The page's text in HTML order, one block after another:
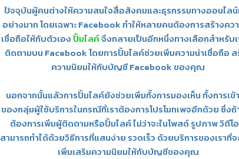
ปัจจุบันผู้คนต่างให้ความสนใจสื่อสังคมและธุรกรรมทางออนไลน์
อย่างมาก โดยเฉพาะ Facebook ทำให้หลายคนต้องการสร้างคว
เชื่อถือให้กับตัวเอง ปั้มไลค์จึงกลายเป็นอีกหนึ่งทางเลือกสำหรับ
ติดตามบน Facebook โดยการปั้มไลค์ช่วยเพิ่มความน่าเชื่อถือ ส
ความนิยมให้กับบัญชี Facebook ของคุณ
นอกจากนั้นแล้วการปั้มไลค์ยังช่วยเพิ่มทั้งการมองเห็น ทั้งการเข้
ของกลุ่มผู้ใช้บริการในกรณีที่เราต้องการโปรโมทเพจอีกด้วย ซึ่ง
ต้องการเพิ่มผู้ติดตามหรือปั้มไลค์ ไม่ว่าจะในโพสต์ รูปภาพ วิดีโ
สามารถทำได้ด้วยวิธีการที่แสนง่าย รวดเร็ว ด้วยบริการของเราที่จ
เพิ่มเสริมความนิยมให้กับบัญชีของคุณ